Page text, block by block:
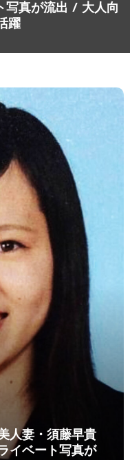
写真が流出 / 大人向
躍
人妻・須藤早貴
イベート写真が